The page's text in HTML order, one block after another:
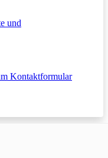
und
KontaktformularÖffnet in